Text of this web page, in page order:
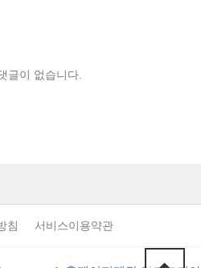
글이 없습니다.
침 서비스이용약관